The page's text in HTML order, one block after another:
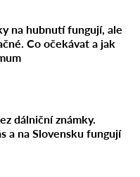
na hubnutí fungují, ale
Co očekávat a jak
dálniční známky.
a na Slovensku fungují